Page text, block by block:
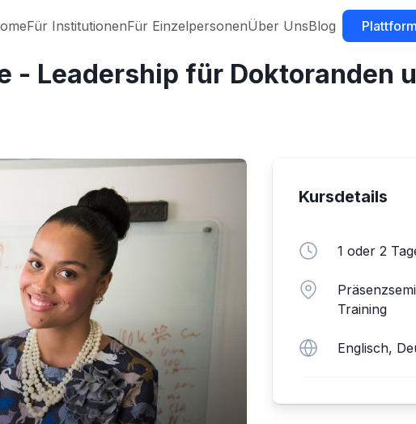
Für InstitutionenFür EinzelpersonenÜber UnsBlog
- Leadership für Doktoranden
Kursdetails
1 oder 2
Training
Englisch,